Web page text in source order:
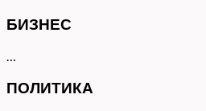
БИЗНЕС
…
ПОЛИТИКА